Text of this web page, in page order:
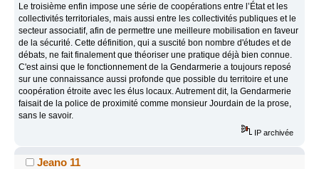
Le troisième enfin impose une série de coopérations entre l’État et les
collectivités territoriales, mais aussi entre les collectivités publiques et le
secteur associatif, afin de permettre une meilleure mobilisation en faveur
de la sécurité. Cette définition, qui a suscité bon nombre d'études et de
débats, ne fait finalement que théoriser une pratique déjà bien connue.
C'est ainsi que le fonctionnement de la Gendarmerie a toujours reposé
sur une connaissance aussi profonde que possible du territoire et une
coopération étroite avec les élus locaux. Autrement dit, la Gendarmerie
faisait de la police de proximité comme monsieur Jourdain de la prose,
sans le savoir.
IP archivée
Jeano 11